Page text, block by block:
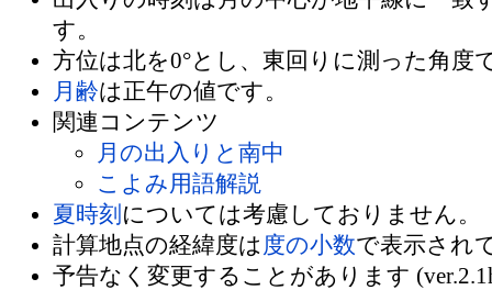
す。
方位は北を0°とし、東回りに測った角度
月齢は正午の値です。
関連コンテンツ
月の出入りと南中
こよみ用語解説
夏時刻 については考慮しておりません。
計算地点の経緯度は 度の小数で表示され
予告なく変更することがあります